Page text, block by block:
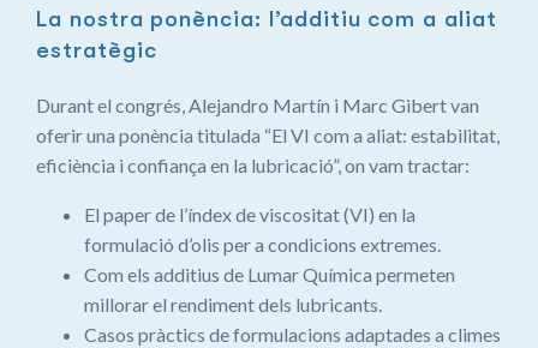
La nostra ponència: l’additiu com a aliat
estratègic
Durant el congrés, Alejandro Martín i Marc Gibert van
oferir una ponència titulada “El VI com a aliat: estabilitat,
eficiència i confiança en la lubricació”, on vam tractar:
El paper de l’índex de viscositat (VI) en la
formulació d’olis per a condicions extremes.
Com els additius de Lumar Química permeten
millorar el rendiment dels lubricants.
Casos pràctics de formulacions adaptades a climes